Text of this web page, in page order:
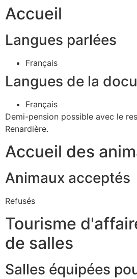
Accueil
Langues parlées
Français
Langues de la
Français
Demi-pension possible avec le
Renardière.
Accueil des
Animaux acceptés
Refusés
Tourisme
de salles
Salles équipées